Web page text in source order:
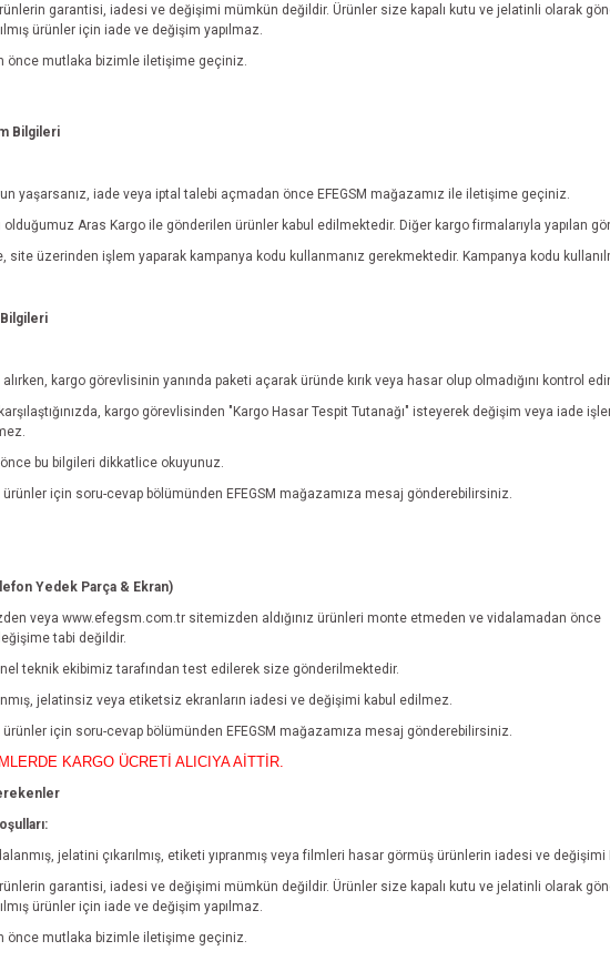
garantisi, iadesi ve değişimi mümkün değildir. Ürünler size kapalı kutu ve jelatinli olarak
ürünler için iade ve değişim yapılmaz.
önce mutlaka bizimle iletişime geçiniz.
Bilgileri
yaşarsanız, iade veya iptal talebi açmadan önce EFEGSM mağazamız ile iletişime geçiniz.
olduğumuz Aras Kargo ile gönderilen ürünler kabul edilmektedir. Diğer kargo firmalarıyla yapılan
site üzerinden işlem yaparak kampanya kodu kullanmanız gerekmektedir. Kampanya kodu
kargo görevlisinin yanında paketi açarak üründe kırık veya hasar olup olmadığını kontrol
kargo görevlisinden "Kargo Hasar Tespit Tutanağı" isteyerek değişim veya iade
bu bilgileri dikkatlice okuyunuz.
ürünler için soru-cevap bölümünden EFEGSM mağazamıza mesaj gönderebilirsiniz.
Yedek Parça & Ekran)
veya www.efegsm.com.tr sitemizden aldığınız ürünleri monte etmeden ve vidalamadan önce
tabi değildir.
teknik ekibimiz tarafından test edilerek size gönderilmektedir.
jelatinsiz veya etiketsiz ekranların iadesi ve değişimi kabul edilmez.
ürünler için soru-cevap bölümünden EFEGSM mağazamıza mesaj gönderebilirsiniz.
KARGO ÜCRETİ ALICIYA AİTTİR.
jelatini çıkarılmış, etiketi yıpranmış veya filmleri hasar görmüş ürünlerin iadesi ve
garantisi, iadesi ve değişimi mümkün değildir. Ürünler size kapalı kutu ve jelatinli olarak
ürünler için iade ve değişim yapılmaz.
önce mutlaka bizimle iletişime geçiniz.